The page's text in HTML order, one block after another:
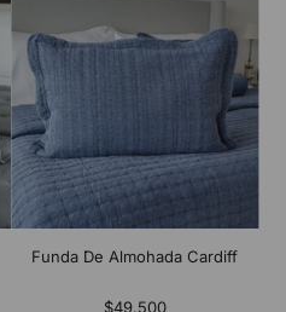
Funda De Almohada Cardiff
$49.500